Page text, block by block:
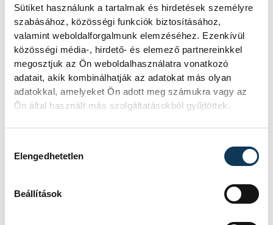
Sütiket használunk a tartalmak és hirdetések személyre
szabásához, közösségi funkciók biztosításához,
valamint weboldalforgalmunk elemzéséhez. Ezenkívül
közösségi média-, hirdető- és elemező partnereinkkel
megosztjuk az Ön weboldalhasználatra vonatkozó
adatait, akik kombinálhatják az adatokat más olyan
adatokkal, amelyeket Ön adott meg számukra vagy az
Ön által használt más szolgáltatásokból gyűjtöttek.
Elengedhetetlen
Beállítások
csoportkörből való továbbjutás" -
nyilatkozta a kapitány.
A 19 fős játékoskeretből Palasics Kristóf, a
NEKA kapusa maradt ki, ő nem utazik
Svédországba.